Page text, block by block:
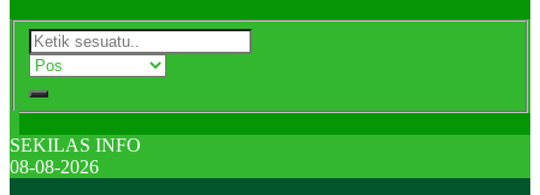
SEKILAS INFO
08-08-2026